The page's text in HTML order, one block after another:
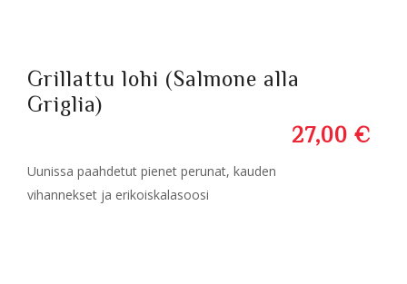
Grillattu lohi (Salmone alla
Griglia)
27,00 €
Uunissa paahdetut pienet perunat, kauden
vihannekset ja erikoiskalasoosi